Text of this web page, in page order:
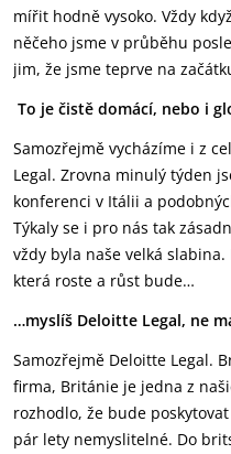
mířit hodně vysoko. Vždy
něčeho jsme v průběhu
jim, že jsme teprve na
To je čistě domácí, nebo i
Samozřejmě vycházíme i z
Legal. Zrovna minulý týden
konferenci v Itálii a
Týkaly se i pro nás tak
vždy byla naše velká
která roste a růst bude…
…myslíš Deloitte Legal, ne
Samozřejmě Deloitte Legal.
firma, Británie je jedna z
rozhodlo, že bude
pár lety nemyslitelné. Do